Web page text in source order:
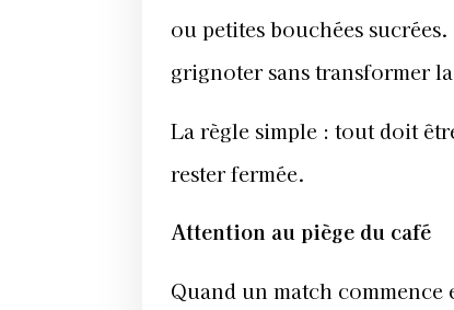
ou petites bouchées
grignoter sans transformer
La règle simple : tout doit
rester fermée.
Attention au piège du café
Quand un match commence